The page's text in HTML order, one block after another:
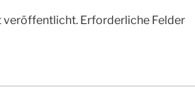
veröffentlicht. Erforderliche Felder